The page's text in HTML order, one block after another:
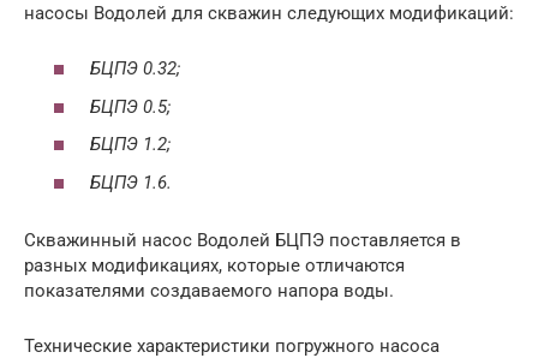
насосы Водолей для скважин следующих модификаций:
БЦПЭ 0.32;
БЦПЭ 0.5;
БЦПЭ 1.2;
БЦПЭ 1.6.
Скважинный насос Водолей БЦПЭ поставляется в
разных модификациях, которые отличаются
показателями создаваемого напора воды.
Технические характеристики погружного насоса